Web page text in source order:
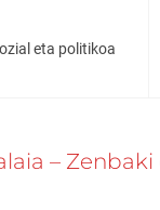
eta politikoa
–